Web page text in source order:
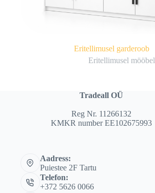
Eritellimusel garderoob
Eritellimusel mööbel
Tradeall OÜ
Reg Nr. 11266132
KMKR number EE102675993
Aadress:
Puiestee 2F Tartu
Telefon:
+372 5626 0066